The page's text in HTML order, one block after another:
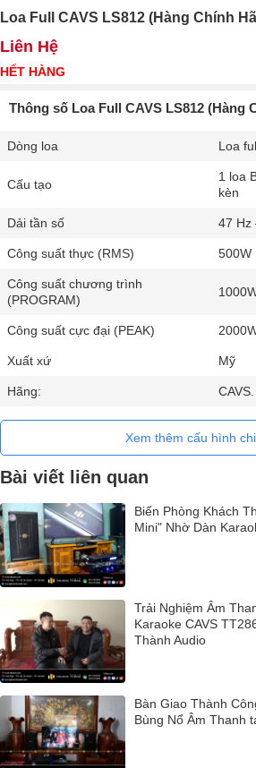
Loa Full CAVS LS812 (Hàng Chính
Liên Hệ
HẾT HÀNG
Thông số Loa Full CAVS LS812 (Hàng
Dòng loa Loa
Cấu tạo
1 loa
kèn
Dải tần số 47 Hz
Công suất thực (RMS) 500W
Công suất chương trình
(PROGRAM)
Công suất cực đại (PEAK)
Xuất xứ Mỹ
Hãng: CAVS.
Xem thêm cấu hình
Bài viết liên quan
Biến Phòng Khách
Mini" Nhờ Dàn
Trải Nghiệm Âm
Karaoke CAVS
Thành Audio
Bàn Giao Thành
Bùng Nổ Âm Thanh